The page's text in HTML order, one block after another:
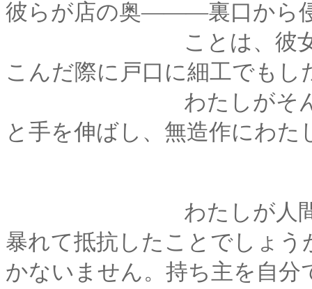
彼らが店の奥―――裏口から
ことは、彼女が具合
こんだ際に戸口に細工でも
わたしがそんな事を
と手を伸ばし、無造作にわ
わたしが人間だった
暴れて抵抗したことでしょ
かないません。持ち主を自分